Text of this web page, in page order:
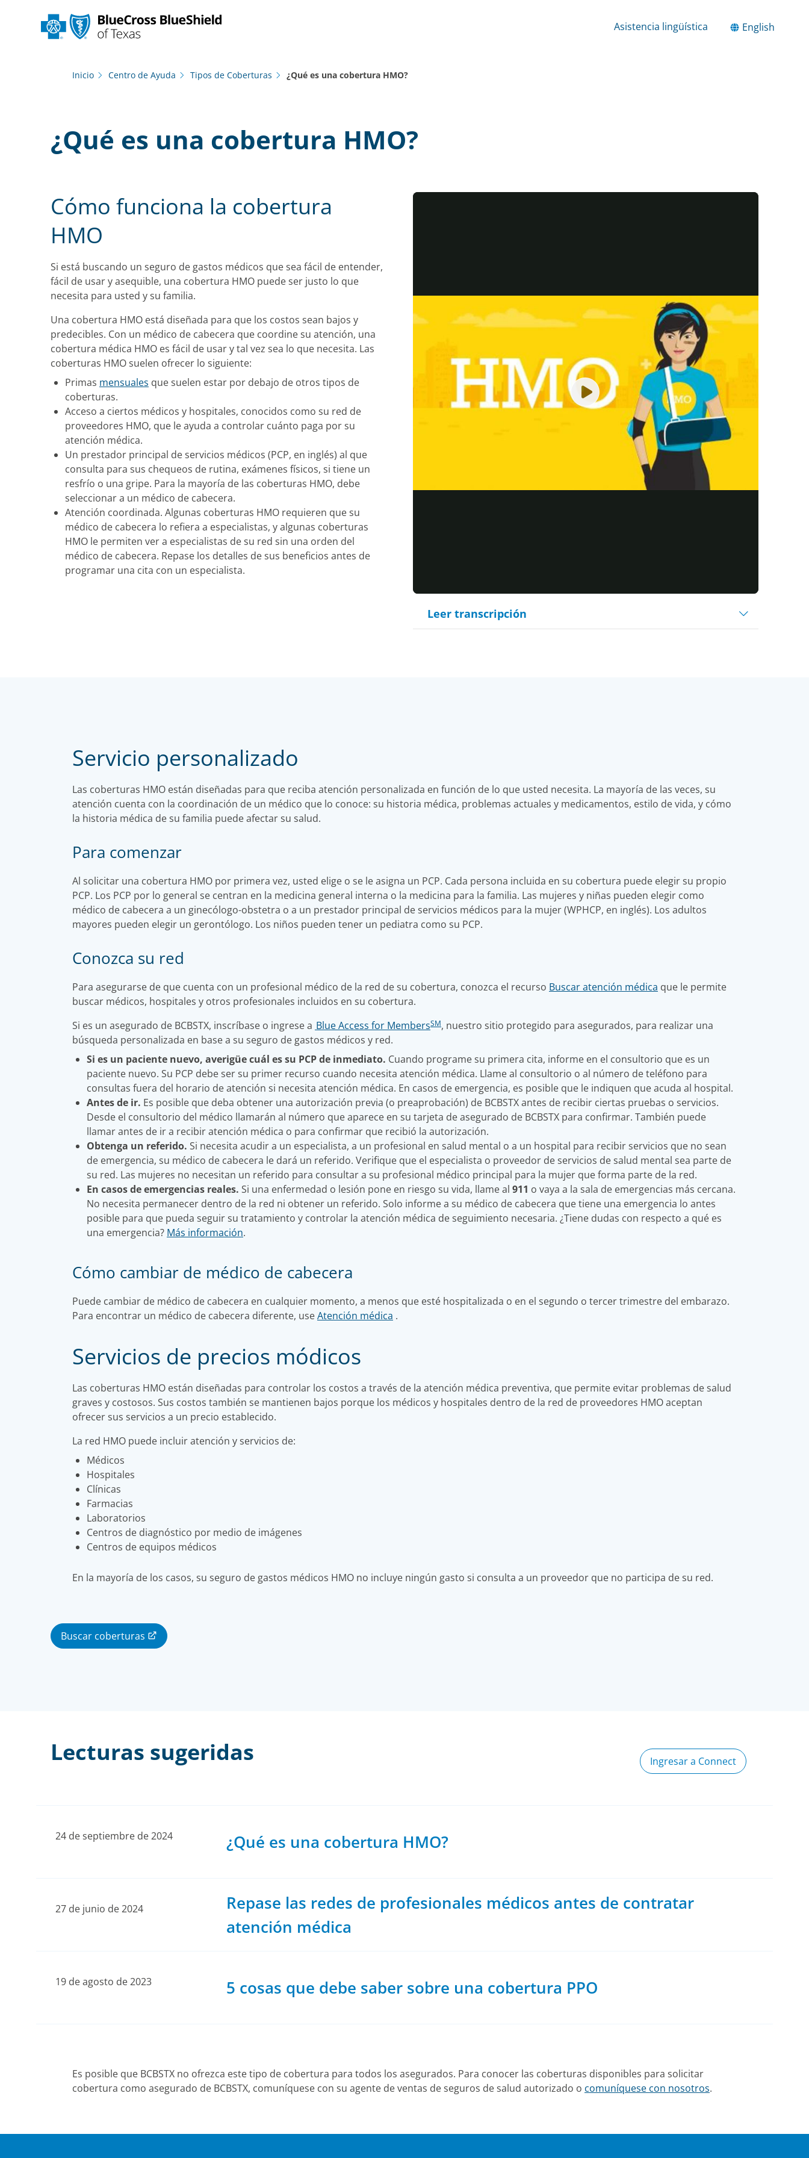
Asistencia lingüística English
Inicio Centro de Ayuda Tipos de Coberturas ¿Qué es una cobertura HMO?
¿Qué es una cobertura HMO?
Play
Video
Leer transcripción
Cómo funciona la cobertura
HMO
Si está buscando un seguro de gastos médicos que sea fácil de entender,
fácil de usar y asequible, una cobertura HMO puede ser justo lo que
necesita para usted y su familia.
Una cobertura HMO está diseñada para que los costos sean bajos y
predecibles. Con un médico de cabecera que coordine su atención, una
cobertura médica HMO es fácil de usar y tal vez sea lo que necesita. Las
coberturas HMO suelen ofrecer lo siguiente:
Primas mensuales que suelen estar por debajo de otros tipos de
coberturas.
Acceso a ciertos médicos y hospitales, conocidos como su red de
proveedores HMO, que le ayuda a controlar cuánto paga por su
atención médica.
Un prestador principal de servicios médicos (PCP, en inglés) al que
consulta para sus chequeos de rutina, exámenes físicos, si tiene un
resfrío o una gripe. Para la mayoría de las coberturas HMO, debe
seleccionar a un médico de cabecera.
Atención coordinada. Algunas coberturas HMO requieren que su
médico de cabecera lo refiera a especialistas, y algunas coberturas
HMO le permiten ver a especialistas de su red sin una orden del
médico de cabecera. Repase los detalles de sus beneficios antes de
programar una cita con un especialista.
Servicio personalizado
Las coberturas HMO están diseñadas para que reciba atención personalizada en función de lo que usted necesita. La mayoría de las veces, su
atención cuenta con la coordinación de un médico que lo conoce: su historia médica, problemas actuales y medicamentos, estilo de vida, y cómo
la historia médica de su familia puede afectar su salud.
Para comenzar
Al solicitar una cobertura HMO por primera vez, usted elige o se le asigna un PCP. Cada persona incluida en su cobertura puede elegir su propio
PCP. Los PCP por lo general se centran en la medicina general interna o la medicina para la familia. Las mujeres y niñas pueden elegir como
médico de cabecera a un ginecólogo-obstetra o a un prestador principal de servicios médicos para la mujer (WPHCP, en inglés). Los adultos
mayores pueden elegir un gerontólogo. Los niños pueden tener un pediatra como su PCP.
Conozca su red
Para asegurarse de que cuenta con un profesional médico de la red de su cobertura, conozca el recurso Buscar atención médica que le permite
buscar médicos, hospitales y otros profesionales incluidos en su cobertura.
Si es un asegurado de BCBSTX, inscríbase o ingrese a Blue Access for MembersSM, nuestro sitio protegido para asegurados, para realizar una
búsqueda personalizada en base a su seguro de gastos médicos y red.
Si es un paciente nuevo, averigüe cuál es su PCP de inmediato. Cuando programe su primera cita, informe en el consultorio que es un
paciente nuevo. Su PCP debe ser su primer recurso cuando necesita atención médica. ​​​​​​​Llame al consultorio o al número de teléfono para
consultas fuera del horario de atención si necesita atención médica. En casos de emergencia, es posible que le indiquen que acuda al hospital.
Antes de ir. Es posible que deba obtener una autorización previa (o preaprobación) de BCBSTX antes de recibir ciertas pruebas o servicios.
Desde el consultorio del médico llamarán al número que aparece en su tarjeta de asegurado de BCBSTX para confirmar. También puede
llamar antes de ir a recibir atención médica o para confirmar que recibió la autorización.
Obtenga un referido. Si necesita acudir a un especialista, a un profesional en salud mental o a un hospital para recibir servicios que no sean
de emergencia, su médico de cabecera le dará un referido. Verifique que el especialista o proveedor de servicios de salud mental sea parte de
su red. Las mujeres no necesitan un referido para consultar a su profesional médico principal para la mujer que forma parte de la red.
En casos de emergencias reales. Si una enfermedad o lesión pone en riesgo su vida, llame al 911 o vaya a la sala de emergencias más cercana.
No necesita permanecer dentro de la red ni obtener un referido. Solo informe a su médico de cabecera que tiene una emergencia lo antes
posible para que pueda seguir su tratamiento y controlar la atención médica de seguimiento necesaria. ¿Tiene dudas con respecto a qué es
una emergencia? Más información.
Cómo cambiar de médico de cabecera
Puede cambiar de médico de cabecera en cualquier momento, a menos que esté hospitalizada o en el segundo o tercer trimestre del embarazo.
Para encontrar un médico de cabecera diferente, useAtención médica .
Servicios de precios módicos
Las coberturas HMO están diseñadas para controlar los costos a través de la atención médica preventiva, que permite evitar problemas de salud
graves y costosos. Sus costos también se mantienen bajos porque los médicos y hospitales dentro de la red de proveedores HMO aceptan
ofrecer sus servicios a un precio establecido.
La red HMO puede incluir atención y servicios de:
Médicos
Hospitales
Clínicas
Farmacias
Laboratorios
Centros de diagnóstico por medio de imágenes
Centros de equipos médicos
En la mayoría de los casos, su seguro de gastos médicos HMO no incluye ningún gasto si consulta a un proveedor que no participa de su red.
Buscar coberturas
Lecturas sugeridas Ingresar a Connect
24 de septiembre de 2024 ¿Qué es una cobertura HMO?
27 de junio de 2024
Repase las redes de profesionales médicos antes de contratar
atención médica
19 de agosto de 2023 5 cosas que debe saber sobre una cobertura PPO
Es posible que BCBSTX no ofrezca este tipo de cobertura para todos los asegurados. Para conocer las coberturas disponibles para solicitar
cobertura como asegurado de BCBSTX, comuníquese con su agente de ventas de seguros de salud autorizado o comuníquese con nosotros.